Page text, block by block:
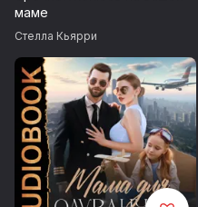
маме
Стелла Кьярри